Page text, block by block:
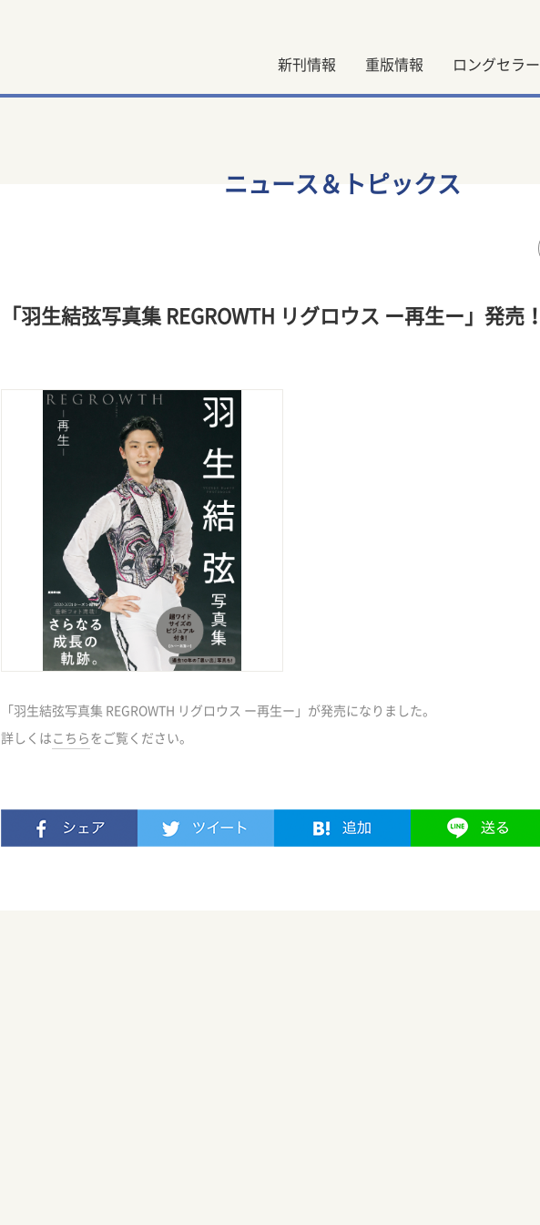
新刊情報 重版情報 ロングセラー
ニュース＆トピックス
「羽生結弦写真集 REGROWTH リグロウス ー再生ー」発売！
「羽生結弦写真集 REGROWTH リグロウス ー再生ー」が発売になりました。
詳しくは こちら をご覧ください。